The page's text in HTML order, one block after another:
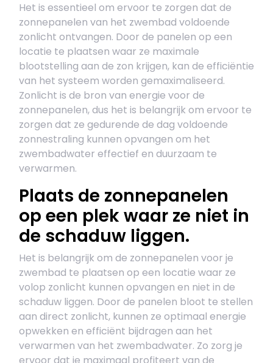
Het is essentieel om ervoor te zorgen dat de
zonnepanelen van het zwembad voldoende
zonlicht ontvangen. Door de panelen op een
locatie te plaatsen waar ze maximale
blootstelling aan de zon krijgen, kan de efficiëntie
van het systeem worden gemaximaliseerd.
Zonlicht is de bron van energie voor de
zonnepanelen, dus het is belangrijk om ervoor te
zorgen dat ze gedurende de dag voldoende
zonnestraling kunnen opvangen om het
zwembadwater effectief en duurzaam te
verwarmen.
Plaats de zonnepanelen
op een plek waar ze niet in
de schaduw liggen.
Het is belangrijk om de zonnepanelen voor je
zwembad te plaatsen op een locatie waar ze
volop zonlicht kunnen opvangen en niet in de
schaduw liggen. Door de panelen bloot te stellen
aan direct zonlicht, kunnen ze optimaal energie
opwekken en efficiënt bijdragen aan het
verwarmen van het zwembadwater. Zo zorg je